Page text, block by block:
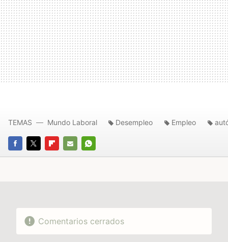
FACEBOOK
TWITTERFLIPBOARD
E-
WHATSAPP
TEMAS Mundo Laboral Desempleo Empleo
Comentarios cerrados